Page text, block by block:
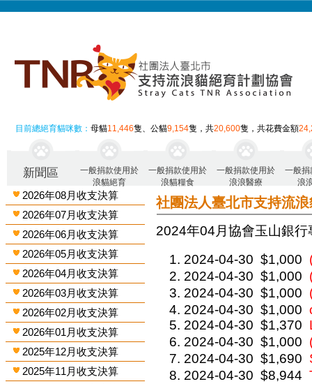
目前總絕育貓咪數：母貓11,446隻、公貓9,154隻，共20,600隻，共花費金額
新聞區
一般捐款使用於
浪貓絕育
一般捐款使用於
浪貓糧食
一般捐款使用於
浪浪醫療
一般捐
浪
2026年08月收支決算
2026年07月收支決算
2026年06月收支決算
2026年05月收支決算
2026年04月收支決算
2026年03月收支決算
2026年02月收支決算
2026年01月收支決算
2025年12月收支決算
2025年11月收支決算
社團法人臺北市支持流
2024年04月 協會玉山銀
2024-04-30 $1,000
2024-04-30 $1,000
2024-04-30 $1,000
2024-04-30 $1,000
2024-04-30 $1,370
2024-04-30 $1,000
2024-04-30 $1,690
2024-04-30 $8,944